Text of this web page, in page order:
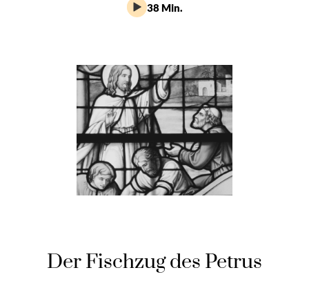
38 Min.
Der Fischzug des Petrus